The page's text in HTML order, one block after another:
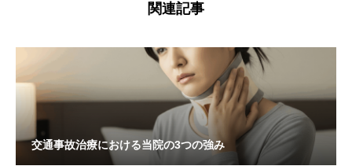
関連記事
交通事故治療における当院の3つの強み